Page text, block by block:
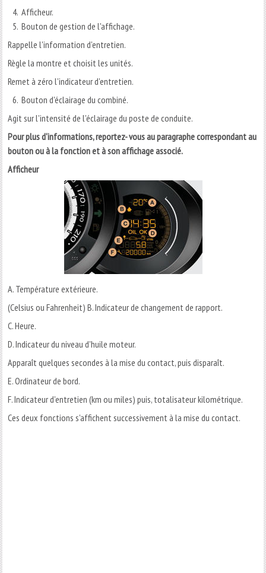
Afficheur.
Bouton de gestion de l'affichage.
Rappelle l'information d'entretien.
Règle la montre et choisit les unités.
Remet à zéro l'indicateur d'entretien.
Bouton d'éclairage du combiné.
Agit sur l'intensité de l'éclairage du poste de conduite.
Pour plus d'informations, reportez- vous au paragraphe correspondant au
bouton ou à la fonction et à son affichage associé.
Afficheur
A. Température extérieure.
(Celsius ou Fahrenheit) B. Indicateur de changement de rapport.
C. Heure.
D. Indicateur du niveau d'huile moteur.
Apparaît quelques secondes à la mise du contact, puis disparaît.
E. Ordinateur de bord.
F. Indicateur d'entretien (km ou miles) puis, totalisateur kilométrique.
Ces deux fonctions s'affichent successivement à la mise du contact.